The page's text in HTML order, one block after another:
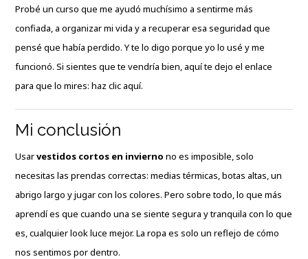
Probé un curso que me ayudó muchísimo a sentirme más
confiada, a organizar mi vida y a recuperar esa seguridad que
pensé que había perdido. Y te lo digo porque yo lo usé y me
funcionó. Si sientes que te vendría bien, aquí te dejo el enlace
para que lo mires:haz clic aquí.
Mi conclusión
Usarvestidos cortos en invierno no es imposible, solo
necesitas las prendas correctas: medias térmicas, botas altas, un
abrigo largo y jugar con los colores. Pero sobre todo, lo que más
aprendí es que cuando una se siente segura y tranquila con lo que
es, cualquier look luce mejor. La ropa es solo un reflejo de cómo
nos sentimos por dentro.